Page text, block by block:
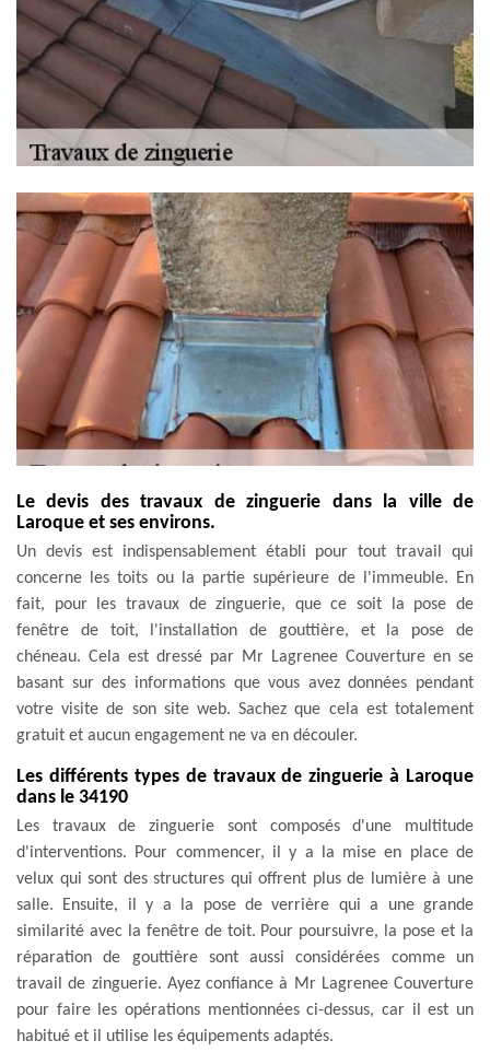
Le devis des travaux de zinguerie dans la ville de
Laroque et ses environs.
Un devis est indispensablement établi pour tout travail qui
concerne les toits ou la partie supérieure de l'immeuble. En
fait, pour les travaux de zinguerie, que ce soit la pose de
fenêtre de toit, l'installation de gouttière, et la pose de
chéneau. Cela est dressé par Mr Lagrenee Couverture en se
basant sur des informations que vous avez données pendant
votre visite de son site web. Sachez que cela est totalement
gratuit et aucun engagement ne va en découler.
Les différents types de travaux de zinguerie à Laroque
dans le 34190
Les travaux de zinguerie sont composés d'une multitude
d'interventions. Pour commencer, il y a la mise en place de
velux qui sont des structures qui offrent plus de lumière à une
salle. Ensuite, il y a la pose de verrière qui a une grande
similarité avec la fenêtre de toit. Pour poursuivre, la pose et la
réparation de gouttière sont aussi considérées comme un
travail de zinguerie. Ayez confiance à Mr Lagrenee Couverture
pour faire les opérations mentionnées ci-dessus, car il est un
habitué et il utilise les équipements adaptés.